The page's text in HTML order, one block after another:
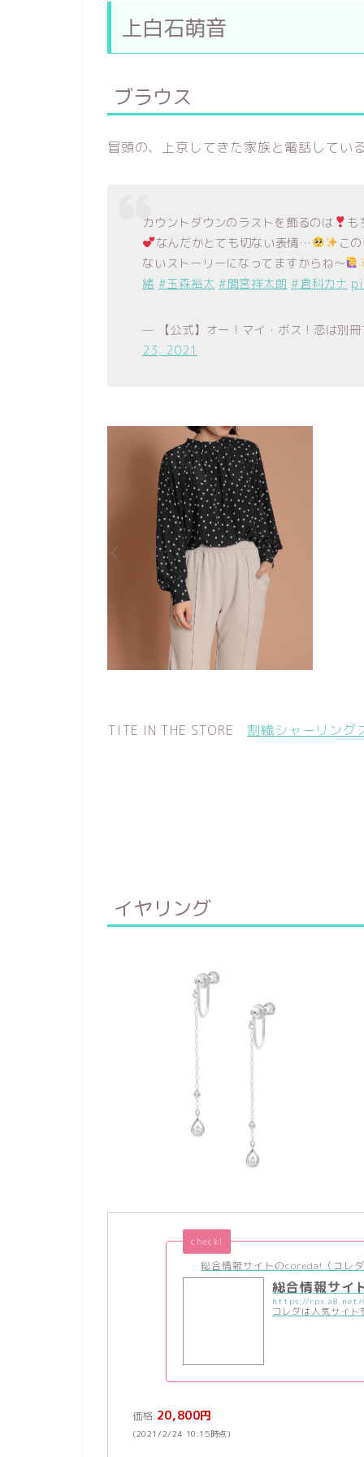
上白石萌音
ブラウス
冒頭の、上京してきた家族と電話してい
カウントダウンのラストを飾るのは
も
なんだかとても切ない表情…
こ
ないストーリーになってますからね〜
緒 #玉森裕太 #間宮祥太朗 #倉科カナ
— 【公式】オー！マイ・ボス！恋は別
23, 2021
TITE IN THE STORE 割繊シャーリング
イヤリング
総合情報サイトのcoreda!（コレ
check!
総合情報サ
コレダは人気サイ
価格: 20,800円
(2021/2/24 10:15時点)